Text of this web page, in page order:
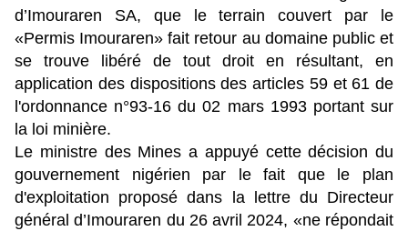
d’Imouraren SA, que le terrain couvert par le
«Permis Imouraren» fait retour au domaine public et
se trouve libéré de tout droit en résultant, en
application des dispositions des articles 59 et 61 de
l'ordonnance n°93-16 du 02 mars 1993 portant sur
la loi minière.
Le ministre des Mines a appuyé cette décision du
gouvernement nigérien par le fait que le plan
d'exploitation proposé dans la lettre du Directeur
général d’Imouraren du 26 avril 2024, «ne répondait